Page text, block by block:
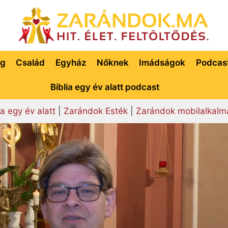
Család Egyház Nőknek Imádságok
Biblia egy év alatt podcast
egy év alatt| Zarándok Esték| Zarándok